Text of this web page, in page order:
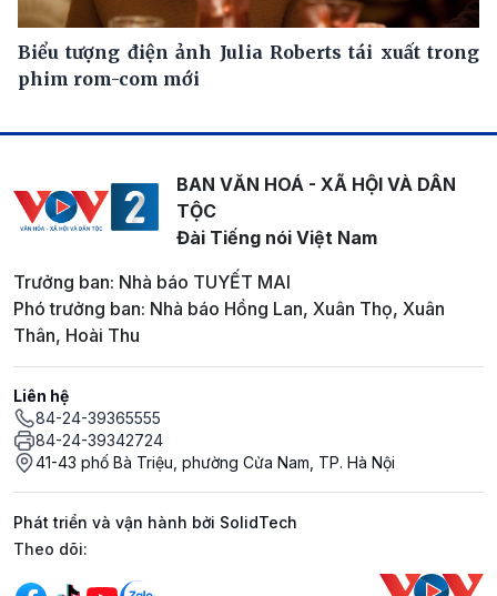
Biểu tượng điện ảnh Julia Roberts tái xuất trong
phim rom-com mới
BAN VĂN HOÁ - XÃ HỘI VÀ DÂN
TỘC
Đài Tiếng nói Việt Nam
Trưởng ban: Nhà báo TUYẾT MAI
Phó trưởng ban: Nhà báo Hồng Lan, Xuân Thọ, Xuân
Thân, Hoài Thu
Liên hệ
84-24-39365555
84-24-39342724
41-43 phố Bà Triệu, phường Cửa Nam, TP. Hà Nội
Phát triển và vận hành bởi SolidTech
Mạng xã hội
Theo dõi: